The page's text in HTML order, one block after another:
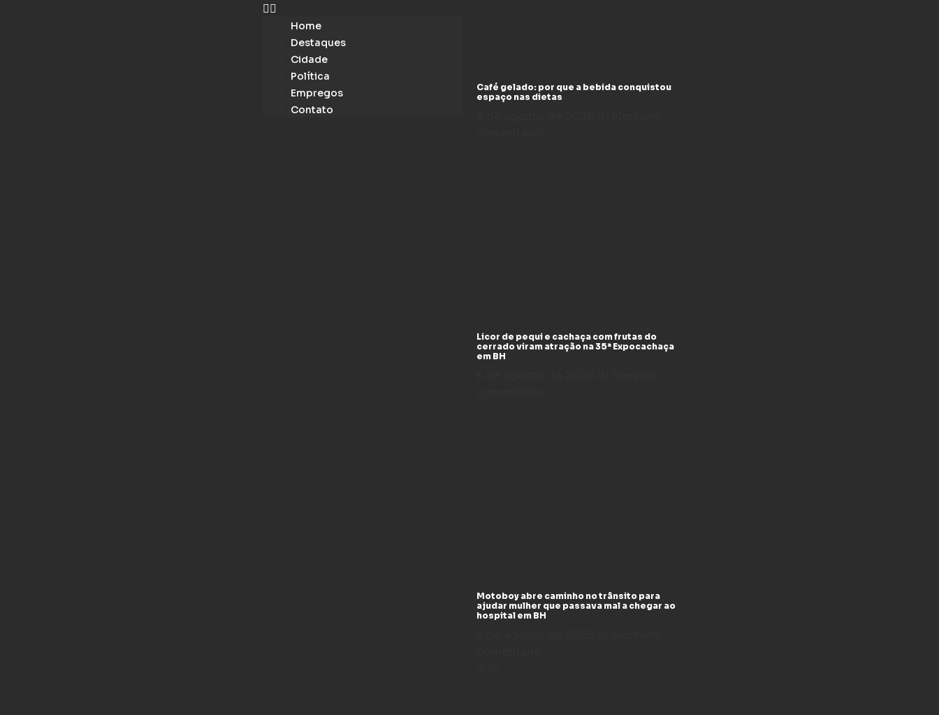
Home
Destaques
Cidade
Política
Empregos
Contato
Café gelado: por que a bebida conquistou
espaço nas dietas
Licor de pequi e cachaça com frutas do
cerrado viram atração na 35ª Expocachaça
em BH
Motoboy abre caminho no trânsito para
ajudar mulher que passava mal a chegar ao
hospital em BH